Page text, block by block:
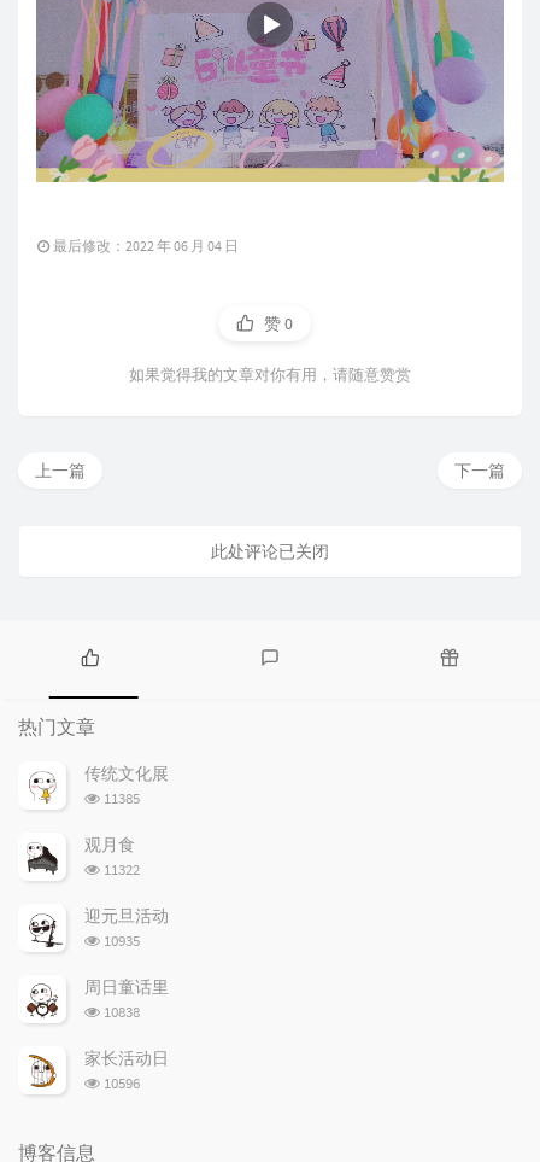
最后修改：2022 年 06 月 04 日
赞0
如果觉得我的文章对你有用，请随意赞赏
下一篇
上一篇
此处评论已关闭
门
文
章
热门文章
传统文化展
浏
次
数:
11385
观月食
浏
次
数:
11322
迎元旦活动
浏
次
数:
10935
周日童话里
浏
次
数:
10838
家长活动日
浏
10596
博客信息